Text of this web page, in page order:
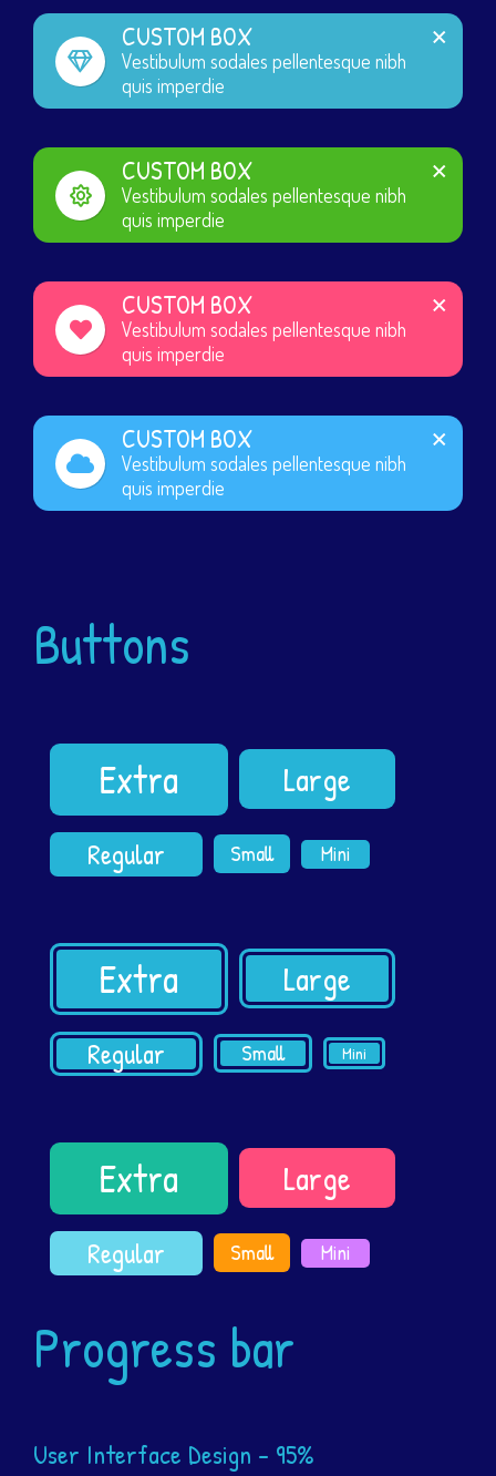
CUSTOM BOX
Vestibulum sodales pellentesque nibh
quis imperdie
CUSTOM BOX
Vestibulum sodales pellentesque nibh
quis imperdie
CUSTOM BOX
Vestibulum sodales pellentesque nibh
quis imperdie
CUSTOM BOX
Vestibulum sodales pellentesque nibh
quis imperdie
Buttons
Extra Large
Regular Small Mini
Extra Large
Regular Small Mini
Extra Large
Regular Small Mini
Progress bar
User Interface Design - 95%